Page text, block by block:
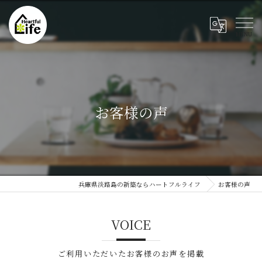
お客様の声
兵庫県淡路島の新築ならハートフルライフ お客様の声
VOICE
ご利用いただいたお客様のお声を掲載